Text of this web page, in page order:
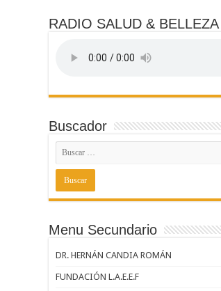
RADIO SALUD & BELLEZA
Buscador
Menu Secundario
DR. HERNÁN CANDIA ROMÁN
FUNDACIÓN L.A.E.E.F